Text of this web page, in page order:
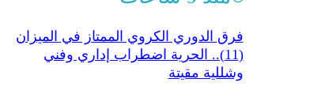
فرق الدوري الكروي الممتاز في الميزان
(11).. الحرية اضطراب إداري وفني
وشللية مقيتة